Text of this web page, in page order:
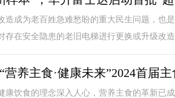
造成为老百姓急难愁盼的重大民生问题，也
存在安全隐患的老旧电梯进行更换或升级改
养主食·健康未来”2024首届
康饮食的理念深入人心，营养主食的革新已